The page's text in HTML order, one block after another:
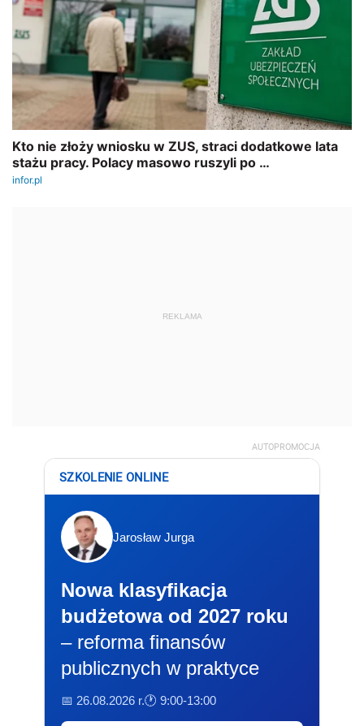
REKLAMA
AUTOPROMOCJA
SZKOLENIE ONLINE
Jarosław Jurga
Nowa klasyfikacja
budżetowa od 2027 roku
– reforma finansów
publicznych w praktyce
📅 26.08.2026 r.🕐 9:00-13:00